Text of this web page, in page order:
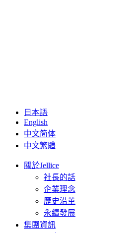
日本語
English
中文简体
中文繁體
關於Jellice
社長的話
企業理念
歷史沿革
永續發展
集團資訊